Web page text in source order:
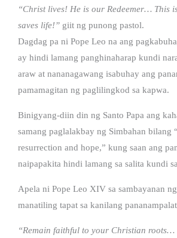
“Christ lives! He is our Redeemer… This
saves life!” giit ng punong pastol.
Dagdag pa ni Pope Leo na ang
ay hindi lamang panghinaharap kundi
araw at nananagawang isabuhay ang
pamamagitan ng paglilingkod sa kapwa.
Binigyang-diin din ng Santo Papa ang
samang paglalakbay ng Simbahan bilang
resurrection and hope,” kung saan ang
naipapakita hindi lamang sa salita kundi
Apela ni Pope Leo XIV sa sambayanan
manatiling tapat sa kanilang
“Remain faithful to your Christian roots…